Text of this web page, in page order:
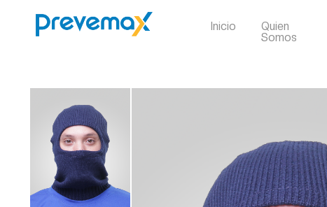
Inicio
Quien
Somos